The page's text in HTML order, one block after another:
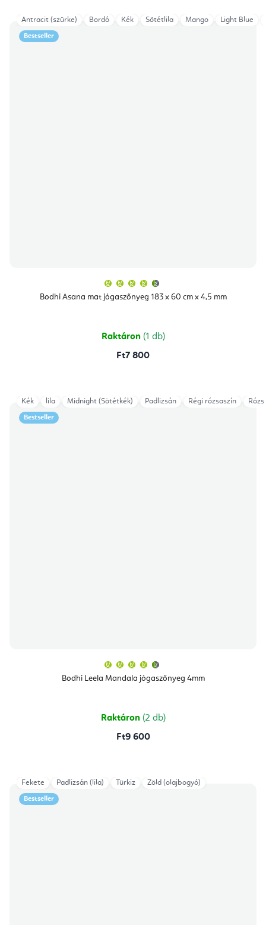
Bestseller
Bodhi Asana mat jógaszőnyeg 183 x 60 cm x 4,5 mm
átlagos
értékelése
csillag.
Raktáron (1 db)
Ft7 800
Antracit (szürke) Bordó Kék Sötétlila Mango Light Blue
Bestseller
Bodhi Leela Mandala jógaszőnyeg 4mm
átlagos
értékelése
csillag.
Raktáron (2 db)
Ft9 600
Kék lila Midnight (Sötétkék) Padlizsán Régi rózsaszín
Bestseller
Fekete Padlizsán (lila) Türkiz Zöld (olajbogyó)